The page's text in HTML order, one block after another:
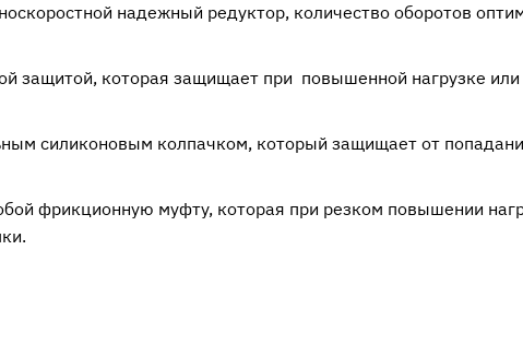
надежный редуктор, количество оборотов
защитой, которая защищает при повышенной нагрузке или
силиконовым колпачком, который защищает от
фрикционную муфту, которая при резком повышении